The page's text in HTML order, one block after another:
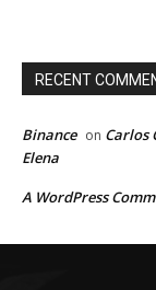
RECENT
Binance on Carlos
Elena
A WordPress